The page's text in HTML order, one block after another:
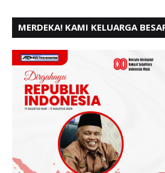
MERDEKA! KAMI KELUARGA